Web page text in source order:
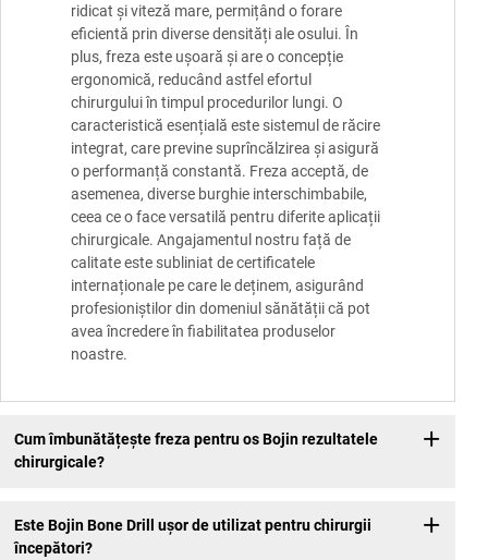
ridicat și viteză mare, permițând o forare
eficientă prin diverse densități ale osului. În
plus, freza este ușoară și are o concepție
ergonomică, reducând astfel efortul
chirurgului în timpul procedurilor lungi. O
caracteristică esențială este sistemul de răcire
integrat, care previne suprîncălzirea și asigură
o performanță constantă. Freza acceptă, de
asemenea, diverse burghie interschimbabile,
ceea ce o face versatilă pentru diferite aplicații
chirurgicale. Angajamentul nostru față de
calitate este subliniat de certificatele
internaționale pe care le deținem, asigurând
profesioniștilor din domeniul sănătății că pot
avea încredere în fiabilitatea produselor
noastre.
Cum îmbunătățește freza pentru os Bojin rezultatele
chirurgicale?
Este Bojin Bone Drill ușor de utilizat pentru chirurgii
începători?